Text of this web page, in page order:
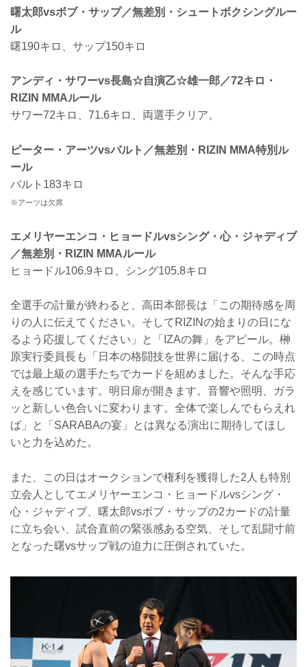
曙太郎vsボブ・サップ／無差別・シュートボクシングルー
ル
曙190キロ、サップ150キロ
アンディ・サワーvs長島☆自演乙☆雄一郎／72キロ・
RIZIN MMAルール
サワー72キロ、71.6キロ、両選手クリア。
ピーター・アーツvsバルト／無差別・RIZIN MMA特別ル
ール
バルト183キロ
※アーツは欠席
エメリヤーエンコ・ヒョードルvsシング・心・ジャディブ
／無差別・RIZIN MMAルール
ヒョードル106.9キロ、シング105.8キロ
全選手の計量が終わると、高田本部長は「この期待感を周
りの人に伝えてください。そしてRIZINの始まりの日にな
るよう応援してください」と「IZAの舞」をアピール。榊
原実行委員長も「日本の格闘技を世界に届ける、この時点
では最上級の選手たちでカードを組めました。そんな手応
えを感じています。明日扉が開きます。音響や照明、ガラ
ッと新しい色合いに変わります。全体で楽しんでもらえれ
ば」と「SARABAの宴」とは異なる演出に期待してほし
いと力を込めた。
また、この日はオークションで権利を獲得した2人も特別
立会人としてエメリヤーエンコ・ヒョードルvsシング・
心・ジャディブ、曙太郎vsボブ・サップの2カードの計量
に立ち会い、試合直前の緊張感ある空気、そして乱闘寸前
となった曙vsサップ戦の迫力に圧倒されていた。